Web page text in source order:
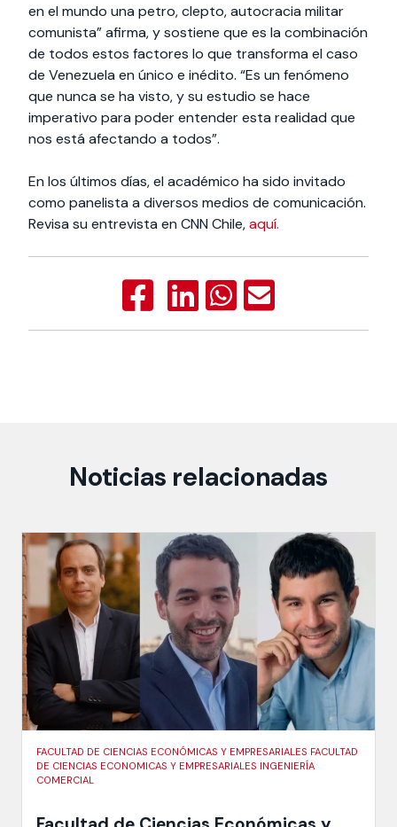
en el mundo una petro, clepto, autocracia militar
comunista” afirma, y sostiene que es la combinación
de todos estos factores lo que transforma el caso
de Venezuela en único e inédito. “Es un fenómeno
que nunca se ha visto, y su estudio se hace
imperativo para poder entender esta realidad que
nos está afectando a todos”.
En los últimos días, el académico ha sido invitado
como panelista a diversos medios de comunicación.
Revisa su entrevista en CNN Chile,aquí.
Noticias relacionadas
FACULTAD DE CIENCIAS ECONÓMICAS Y EMPRESARIALES FACULTAD
DE CIENCIAS ECONOMICAS Y EMPRESARIALES INGENIERÍA
COMERCIAL